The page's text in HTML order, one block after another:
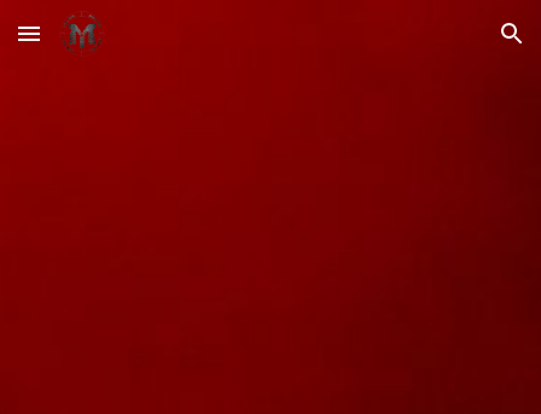
Skip to main content Skip to navigation